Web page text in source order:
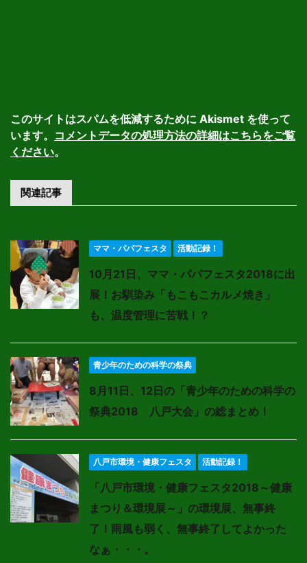
このサイトはスパムを低減するために Akismet を使って
います。 コメントデータの処理方法の詳細はこちらをご覧
ください。
関連記事
ママ・パパフェスタ 活動記録！
10月21日、ママ・パパフェスタ2018に出
展！お馴染み「もこもこカルメ焼き」
も、温度管理に苦戦！？
青少年のための科学の祭典
8月11日、12日の「青少年のための科学の
祭典2018 八戸大会」の総まとめ！
八戸市環境・健康フェスタ 活動記録！
「八戸市環境・健康フェスタ2018～健康
まつり＆環境展～」の環境展、無事終
了！雨風も弱く、無事終了してよかった
なぁ・・・。